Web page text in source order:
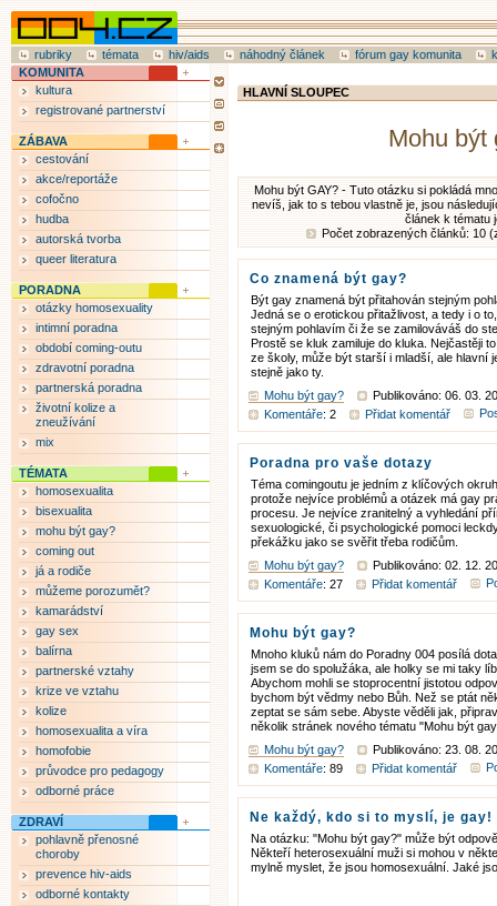
rubriky témata hiv/aids náhodný článek fórum gay komunita
HLAVNÍ SLOUPEC
Mohu být
Mohu být GAY? - Tuto otázku si pokládá
nevíš, jak to s tebou vlastně je, jsou
článek k tématu
Počet zobrazených článků: 10
Co znamená být gay?
Být gay znamená být přitahován stejným
Jedná se o erotickou přitažlivost, a tedy i o
stejným pohlavím či že se zamilováváš do
Prostě se kluk zamiluje do kluka. Nejčastěji
ze školy, může být starší i mladší, ale hlavní
stejně jako ty.
Mohu být gay?
Publikováno: 06. 03.
Komentáře: 2 Přidat komentář
Poradna pro vaše dotazy
Téma comingoutu je jedním z klíčových
protože nejvíce problémů a otázek má gay
procesu. Je nejvíce zranitelný a vyhledání
sexuologické, či psychologické pomoci
překážku jako se svěřit třeba rodičům.
Mohu být gay?
Publikováno: 02. 12.
Komentáře: 27 Přidat komentář
Mohu být gay?
Mnoho kluků nám do Poradny 004 posílá
jsem se do spolužáka, ale holky se mi taky
Abychom mohli se stoprocentní jistotou
bychom být vědmy nebo Bůh. Než se ptát
zeptat se sám sebe. Abyste věděli jak,
několik stránek nového tématu "Mohu být
Mohu být gay?
Publikováno: 23. 08.
Komentáře: 89 Přidat komentář
Ne každý, kdo si to myslí, je gay!
Na otázku: "Mohu být gay?" může být
Někteří heterosexuální muži si mohou v
mylně myslet, že jsou homosexuální. Jaké
KOMUNITA
kultura
registrované partnerství
ZÁBAVA
cestování
akce/reportáže
cofočno
hudba
autorská tvorba
queer literatura
PORADNA
otázky homosexuality
intimní poradna
období coming-outu
zdravotní poradna
partnerská poradna
životní kolize a
zneužívání
mix
TÉMATA
homosexualita
bisexualita
mohu být gay?
coming out
já a rodiče
můžeme porozumět?
kamarádství
gay sex
balírna
partnerské vztahy
krize ve vztahu
kolize
homosexualita a víra
homofobie
průvodce pro pedagogy
odborné práce
ZDRAVÍ
pohlavně přenosné
choroby
prevence hiv-aids
odborné kontakty